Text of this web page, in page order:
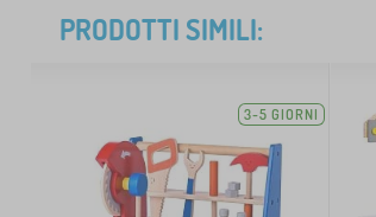
PRODOTTI SIMILI:
3-5 GIORNI